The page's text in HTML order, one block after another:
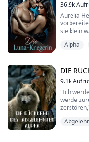
Wenn es
dass sie
mit dem
36.9k
Aurelia
sie klein
gekannt
Alpha
DIE
9.1k
"Ich
werde